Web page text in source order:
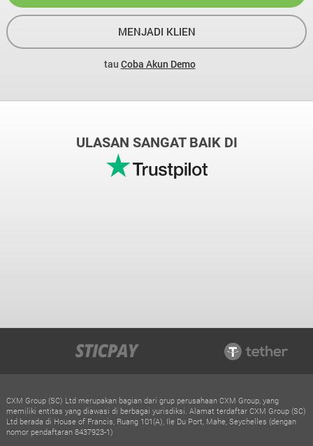
MENJADI KLIEN
tau Coba Akun Demo
ULASAN SANGAT BAIK DI
CXM Group (SC) Ltd merupakan bagian dari grup perusahaan CXM Group, yang
memiliki entitas yang diawasi di berbagai yurisdiksi. Alamat terdaftar CXM Group (SC)
Ltd berada di House of Francis, Ruang 101(A), Ile Du Port, Mahe, Seychelles (dengan
nomor pendaftaran 8437923-1)